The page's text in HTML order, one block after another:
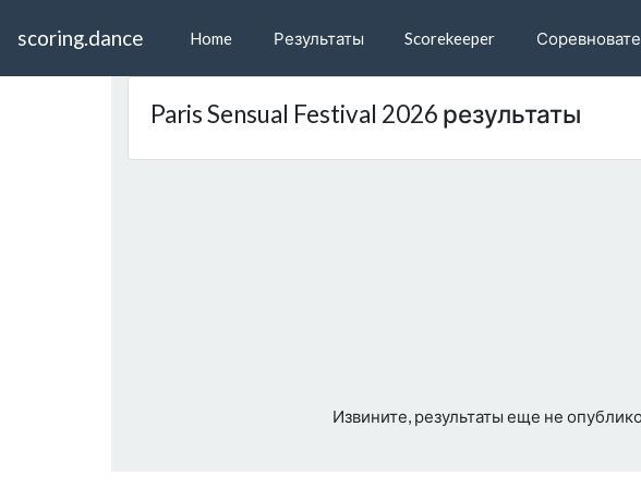
scoring.dance Home Результаты Scorekeeper
Paris Sensual Festival 2026 результаты
Извините, результаты еще не